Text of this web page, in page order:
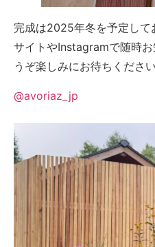
完成は2025年冬を予定して
サイトやInstagramで随時
うぞ楽しみにお待ちください
@avoriaz_jp